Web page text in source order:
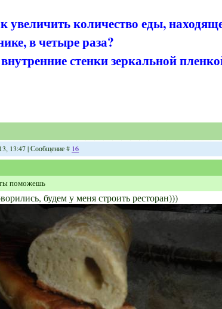
увеличить количество еды,
в четыре раза?
стенки зеркальной
13:47 | Сообщение # 16
поможешь
будем у меня строить ресторан)))